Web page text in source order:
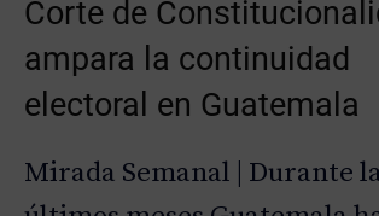
Corte de
ampara la continuidad
electoral en Guatemala
Mirada Semanal | Durante